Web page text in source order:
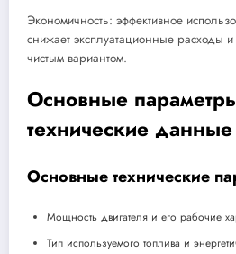
Экономичность: эффективное
снижает эксплуатационные расходы и
чистым вариантом.
Основные
технические данные
Основные технические
Мощность двигателя и его рабочие
Тип используемого топлива и